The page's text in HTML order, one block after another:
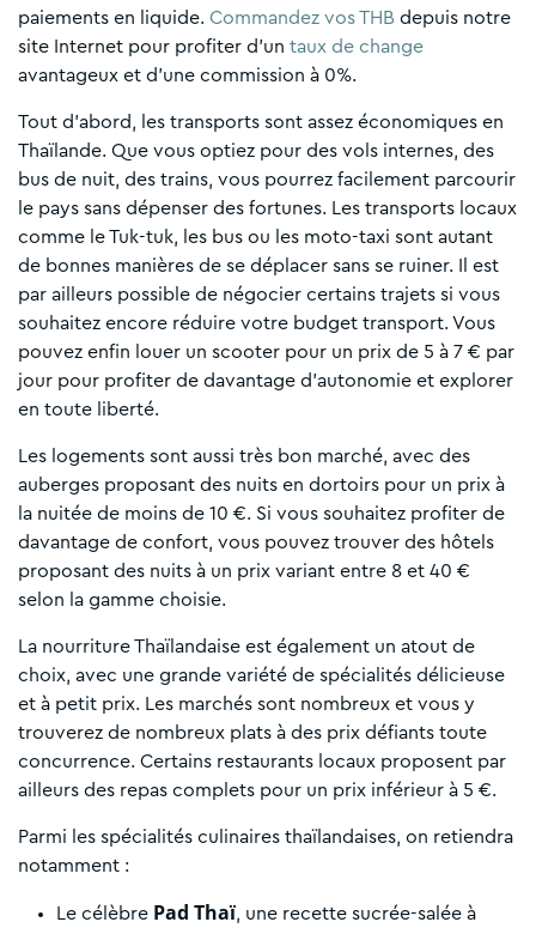
paiements en liquide. Commandez vos THB depuis notre
site Internet pour profiter d’un taux de change
avantageux et d’une commission à 0%.
Tout d’abord, les transports sont assez économiques en
Thaïlande. Que vous optiez pour des vols internes, des
bus de nuit, des trains, vous pourrez facilement parcourir
le pays sans dépenser des fortunes. Les transports locaux
comme le Tuk-tuk, les bus ou les moto-taxi sont autant
de bonnes manières de se déplacer sans se ruiner. Il est
par ailleurs possible de négocier certains trajets si vous
souhaitez encore réduire votre budget transport. Vous
pouvez enfin louer un scooter pour un prix de 5 à 7 € par
jour pour profiter de davantage d’autonomie et explorer
en toute liberté.
Les logements sont aussi très bon marché, avec des
auberges proposant des nuits en dortoirs pour un prix à
la nuitée de moins de 10 €. Si vous souhaitez profiter de
davantage de confort, vous pouvez trouver des hôtels
proposant des nuits à un prix variant entre 8 et 40 €
selon la gamme choisie.
La nourriture Thaïlandaise est également un atout de
choix, avec une grande variété de spécialités délicieuse
et à petit prix. Les marchés sont nombreux et vous y
trouverez de nombreux plats à des prix défiants toute
concurrence. Certains restaurants locaux proposent par
ailleurs des repas complets pour un prix inférieur à 5 €.
Parmi les spécialités culinaires thaïlandaises, on retiendra
notamment :
Le célèbre Pad Thaï, une recette sucrée-salée à